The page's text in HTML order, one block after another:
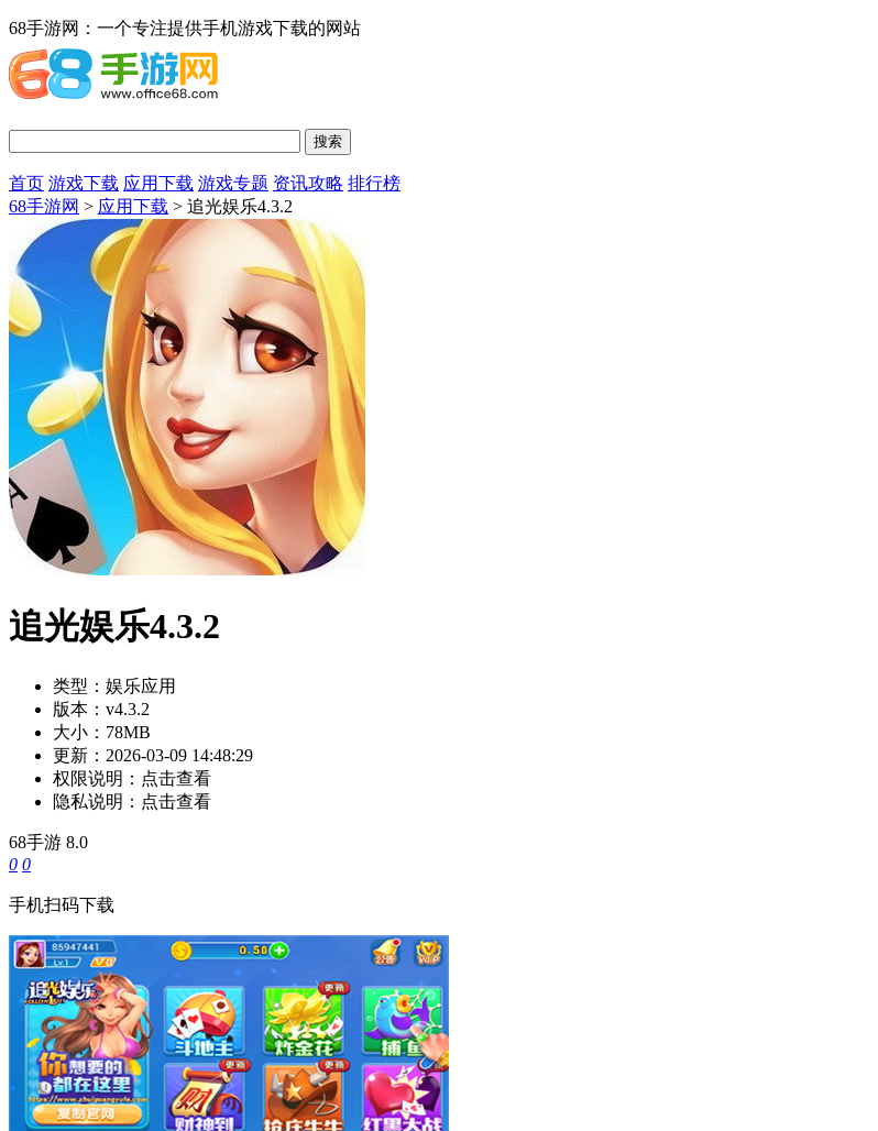
68手游网：一个专注提供手机游戏下载的网站
首页 游戏下载 应用下载 游戏专题 资讯攻略 排行榜
68手游网 > 应用下载 > 追光娱乐4.3.2
追光娱乐4.3.2
类型： 娱乐应用
版本： v4.3.2
大小： 78MB
更新： 2026-03-09 14:48:29
权限说明： 点击查看
隐私说明： 点击查看
68手游 8.0
0 0
手机扫码下载